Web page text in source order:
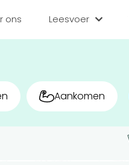
ons Leesvoer
Gezond leven
Aankomen